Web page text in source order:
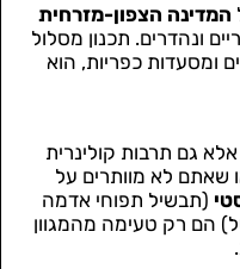
המדינה הצפון-מזרחית
ונהדרים. תכנון מסלול
ומסעדות כפריות, הוא
גם תרבות קולינרית
שאתם לא מוותרים על
(תבשיל תפוחי אדמה
הם רק טעימה מהמגוון